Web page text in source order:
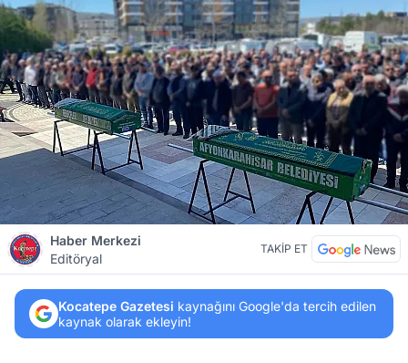
Haber Merkezi
Editöryal
TAKİP ET
Kocatepe Gazetesi kaynağını Google'da tercih edilen
kaynak olarak ekleyin!